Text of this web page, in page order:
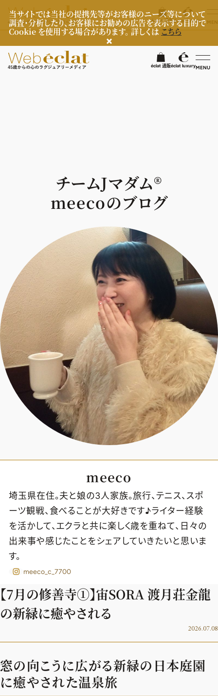
当サイトでは当社の提携先等がお客様のニーズ等について
調査・分析したり、お客様にお勧めの広告を表示する目的で
Cookie を使用する場合があります。 詳しくはこちら
éclat 通販éclat luxuryMENU検
50代なに着てる？
ファッション特集
エイジングケア
50代ベストコスメ
ストレッチ・エクササイズ
ダイエット
50代健康のお悩み
住まい
旅行＆グルメ
カルチャー
50代のお悩み
エクラ 華組メンバー一覧
エクラ 華組ランキング
チームJマダム
チームJマダムメンバー一覧
チームJマダムランキング
チームJマダム特集
編集長コラム
あら、素敵☆ 手帖
占い
イヴルルド遙華の12星座占い
スペシャル占い
試し読み
エクラ通販
エクラプレミアムNEWS
通販ランキング
デジタルカタログ
エクラプレミアム通販
from編集部
インフォメーション
プレゼント
MAGAZINE
デジタル版
購入
éclat 通販éclat luxury
チームJマダム®︎
meecoのブログ
meeco
埼玉県在住。夫と娘の3人家族。旅行、テニス、スポ
ーツ観戦、食べることが大好きです♪ライター経験
を活かして、エクラと共に楽しく歳を重ねて、日々の
出来事や感じたことをシェアしていきたいと思いま
す。
meeco_c_7700
【7月の修善寺①】宙SORA 渡月荘金龍
の新緑に癒やされる
2026.07.08
窓の向こうに広がる新緑の日本庭園
に癒やされた温泉旅